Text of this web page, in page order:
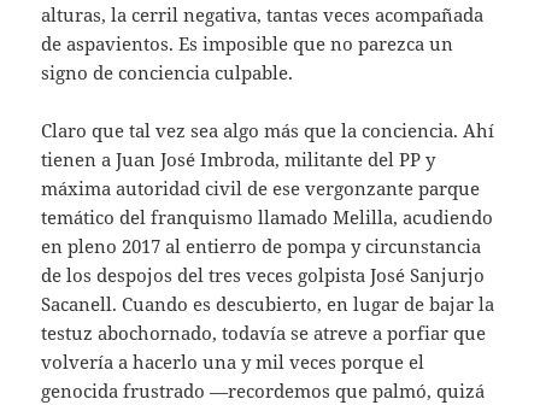
alturas, la cerril negativa, tantas veces acompañada
de aspavientos. Es imposible que no parezca un
signo de conciencia culpable.
Claro que tal vez sea algo más que la conciencia. Ahí
tienen a Juan José Imbroda, militante del PP y
máxima autoridad civil de ese vergonzante parque
temático del franquismo llamado Melilla, acudiendo
en pleno 2017 al entierro de pompa y circunstancia
de los despojos del tres veces golpista José Sanjurjo
Sacanell. Cuando es descubierto, en lugar de bajar la
testuz abochornado, todavía se atreve a porfiar que
volvería a hacerlo una y mil veces porque el
genocida frustrado —recordemos que palmó, quizá